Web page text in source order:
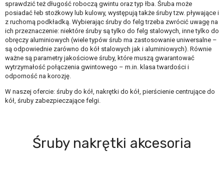
sprawdzić też długość roboczą gwintu oraz typ łba. Śruba może
posiadać łeb stożkowy lub kulowy, występują także śruby tzw. pływające i
z ruchomą podkładką. Wybierając śruby do felg trzeba zwrócić uwagę na
ich przeznaczenie: niektóre śruby są tylko do felg stalowych, inne tylko do
obręczy aluminiowych (wiele typów śrub ma zastosowanie uniwersalne –
są odpowiednie zarówno do kół stalowych jak i aluminiowych). Równie
ważne są parametry jakościowe śruby, które muszą gwarantować
wytrzymałość połączenia gwintowego – m.in. klasa twardości i
odporność na korozję.
W naszej ofercie: śruby do kół, nakrętki do kół, pierścienie centrujące do
kół, śruby zabezpieczające felgi.
Śruby nakrętki akcesoria